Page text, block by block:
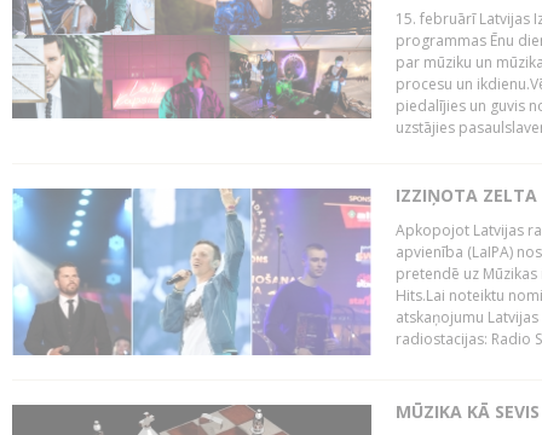
15. februārī Latvijas
programmas Ēnu
par mūziku un
procesu un
piedalījies un guvis
uzstājies
IZZIŅOTA ZELTA
Apkopojot Latvijas
apvienība (LaIPA)
pretendē uz
Hits.Lai noteiktu
atskaņojumu
radiostacijas: Radio
MŪZIKA KĀ